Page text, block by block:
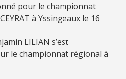
pour le championnat
à Yssingeaux le 16
LILIAN s’est
le championnat régional à